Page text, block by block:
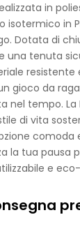
in
isotermico in
Dotata di
una tenuta
resistente
gioco da
nel tempo. La
di vita
comoda
la tua pausa
e